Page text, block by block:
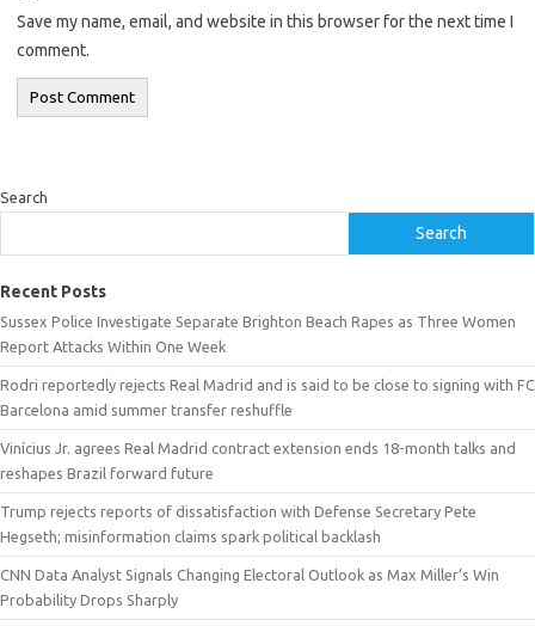
Save my name, email, and website in this browser for the next time I
comment.
Search
Search
Recent Posts
Sussex Police Investigate Separate Brighton Beach Rapes as Three Women
Report Attacks Within One Week
Rodri reportedly rejects Real Madrid and is said to be close to signing with FC
Barcelona amid summer transfer reshuffle
Vinícius Jr. agrees Real Madrid contract extension ends 18-month talks and
reshapes Brazil forward future
Trump rejects reports of dissatisfaction with Defense Secretary Pete
Hegseth; misinformation claims spark political backlash
CNN Data Analyst Signals Changing Electoral Outlook as Max Miller’s Win
Probability Drops Sharply